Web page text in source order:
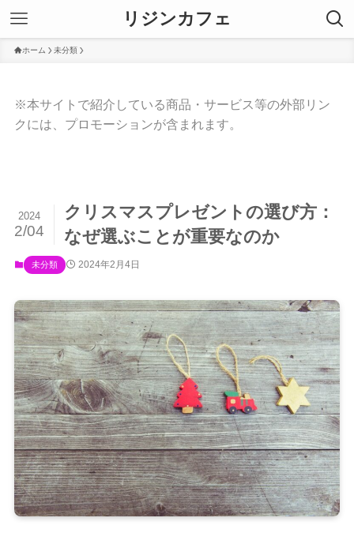
リジンカフェ
ホーム 未分類
※本サイトで紹介している商品・サービス等の外部リン
クには、プロモーションが含まれます。
クリスマスプレゼントの選び方：
なぜ選ぶことが重要なのか
2024
2/04
未分類 2024年2月4日